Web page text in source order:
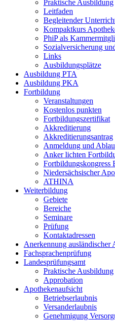
Praktische Ausbildung
Leitfaden
Begleitender
Kompaktkurs
PhiP als
Sozialversicherung
Links
Ausbildungsplätze
Ausbildung PTA
Ausbildung PKA
Fortbildung
Veranstaltungen
Kostenlos punkten
Fortbildungszertifikat
Akkreditierung
Akkreditierungsantrag
Anmeldung und
Anker lichten
Fortbildungskongress
Niedersächsischer
ATHINA
Weiterbildung
Gebiete
Bereiche
Seminare
Prüfung
Kontaktadressen
Anerkennung ausländischer
Fachsprachenprüfung
Landesprüfungsamt
Praktische Ausbildung
Approbation
Apothekenaufsicht
Betriebserlaubnis
Versanderlaubnis
Genehmigung